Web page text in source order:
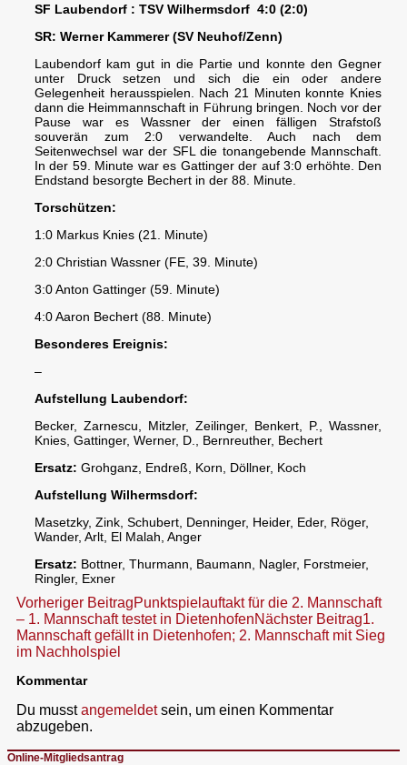
SF Laubendorf : TSV Wilhermsdorf 4:0 (2:0)
SR: Werner Kammerer (SV Neuhof/Zenn)
Laubendorf kam gut in die Partie und konnte den Gegner
unter Druck setzen und sich die ein oder andere
Gelegenheit herausspielen. Nach 21 Minuten konnte Knies
dann die Heimmannschaft in Führung bringen. Noch vor der
Pause war es Wassner der einen fälligen Strafstoß
souverän zum 2:0 verwandelte. Auch nach dem
Seitenwechsel war der SFL die tonangebende Mannschaft.
In der 59. Minute war es Gattinger der auf 3:0 erhöhte. Den
Endstand besorgte Bechert in der 88. Minute.
Torschützen:
1:0 Markus Knies (21. Minute)
2:0 Christian Wassner (FE, 39. Minute)
3:0 Anton Gattinger (59. Minute)
4:0 Aaron Bechert (88. Minute)
Besonderes Ereignis:
–
Aufstellung Laubendorf:
Becker, Zarnescu, Mitzler, Zeilinger, Benkert, P., Wassner,
Knies, Gattinger, Werner, D., Bernreuther, Bechert
Ersatz: Grohganz, Endreß, Korn, Döllner, Koch
Aufstellung Wilhermsdorf:
Masetzky, Zink, Schubert, Denninger, Heider, Eder, Röger,
Wander, Arlt, El Malah, Anger
Ersatz: Bottner, Thurmann, Baumann, Nagler, Forstmeier,
Ringler, Exner
Beitragsnavigation
Vorheriger BeitragPunktspielauftakt für die 2. Mannschaft
– 1. Mannschaft testet in DietenhofenNächster Beitrag1.
Mannschaft gefällt in Dietenhofen; 2. Mannschaft mit Sieg
im Nachholspiel
Kommentar
Du musstangemeldetsein, um einen Kommentar
abzugeben.
Online-Mitgliedsantrag